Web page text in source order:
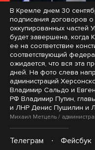
В Кремле днем 30
подписания договоров о
оккупированных частей
будет завершена, когда
ее на соответствие
соответствующий
ожидается, что вся эта
дней. На фото слева
администраций
Владимир Сальдо и
РФ Владимир Путин,
и ЛНР Денис Пушилин и
Михаил Метцель /
Телеграм Фейсбук